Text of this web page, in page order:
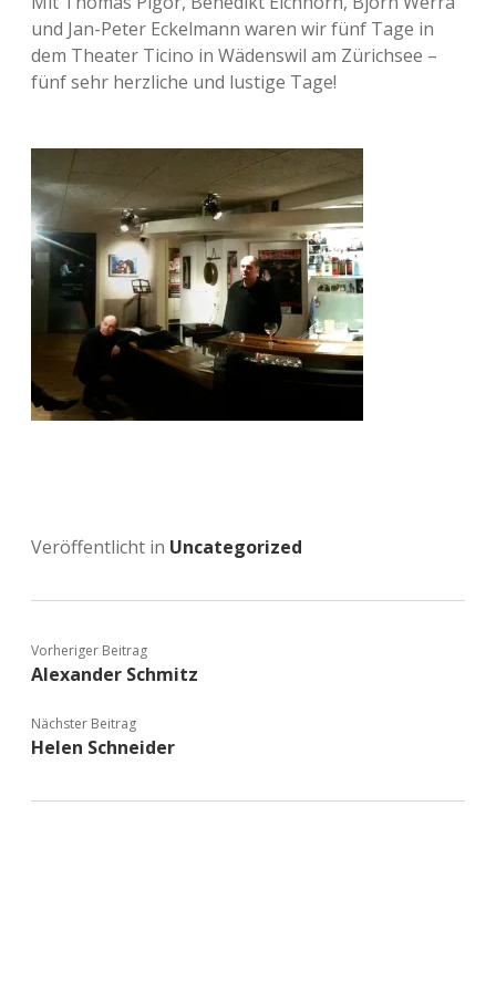
und Jan-Peter Eckelmann waren wir fünf Tage in
dem Theater Ticino in Wädenswil am Zürichsee –
fünf sehr herzliche und lustige Tage!
Veröffentlicht in Uncategorized
Vorheriger Beitrag
Alexander Schmitz
Nächster Beitrag
Helen Schneider